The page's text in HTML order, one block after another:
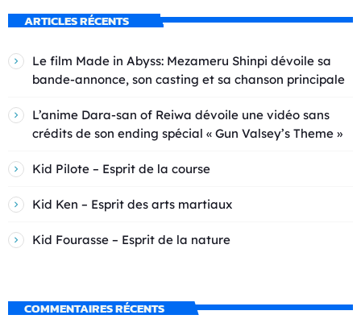
ARTICLES RÉCENTS
Le film Made in Abyss: Mezameru Shinpi dévoile sa
bande-annonce, son casting et sa chanson principale
L’anime Dara-san of Reiwa dévoile une vidéo sans
crédits de son ending spécial « Gun Valsey’s Theme »
Kid Pilote – Esprit de la course
Kid Ken – Esprit des arts martiaux
Kid Fourasse – Esprit de la nature
COMMENTAIRES RÉCENTS